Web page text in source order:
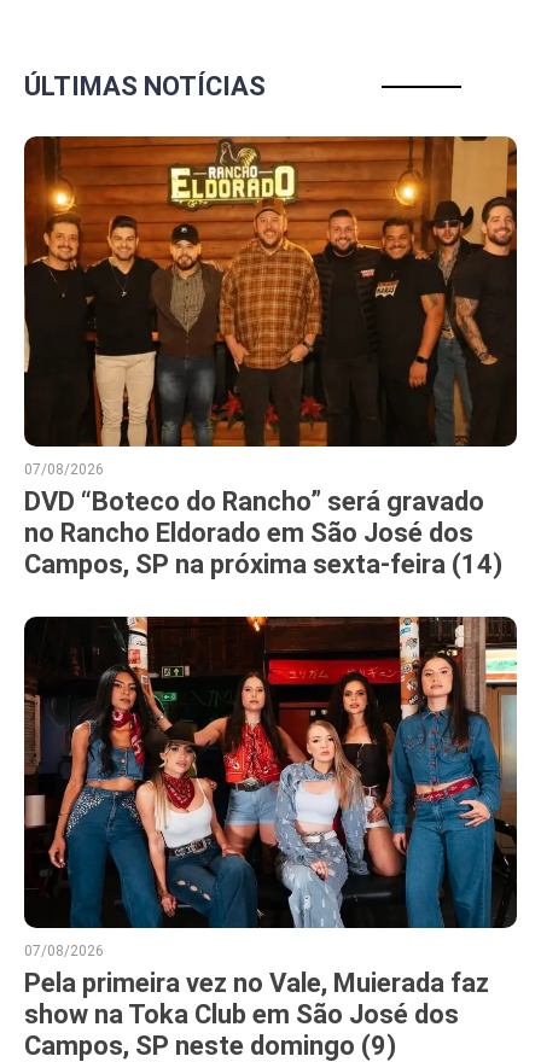
ÚLTIMAS NOTÍCIAS
07/08/2026
DVD “Boteco do Rancho” será gravado
no Rancho Eldorado em São José dos
Campos, SP na próxima sexta-feira (14)
07/08/2026
Pela primeira vez no Vale, Muierada faz
show na Toka Club em São José dos
Campos, SP neste domingo (9)